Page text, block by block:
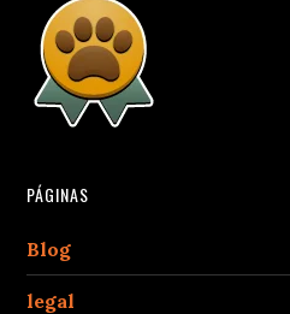
PÁGINAS
Blog
legal